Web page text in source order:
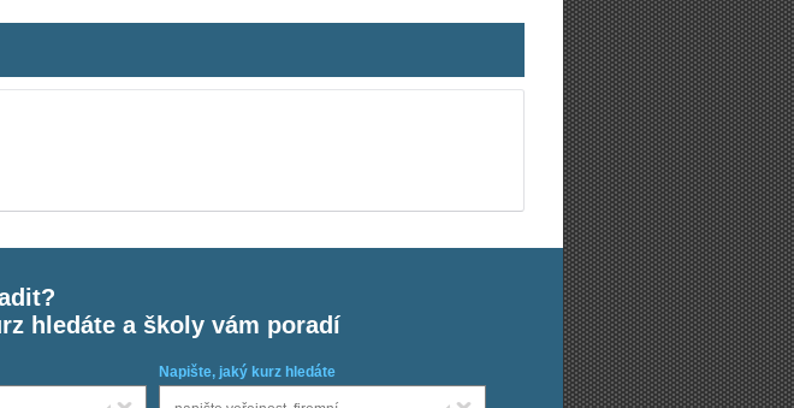
hledáte a školy vám poradí
Napište, jaký kurz hledáte